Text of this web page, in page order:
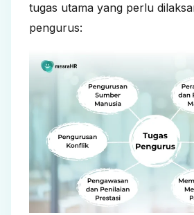
tugas utama yang perlu
pengurus: